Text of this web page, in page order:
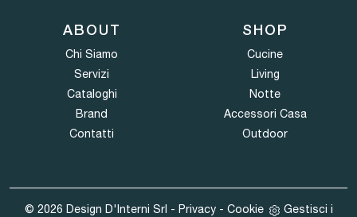
ABOUT
Chi Siamo
Servizi
Cataloghi
Brand
Contatti
SHOP
Cucine
Living
Notte
Accessori Casa
Outdoor
© 2026 Design D'Interni Srl - Privacy- Cookie
Gestisci i